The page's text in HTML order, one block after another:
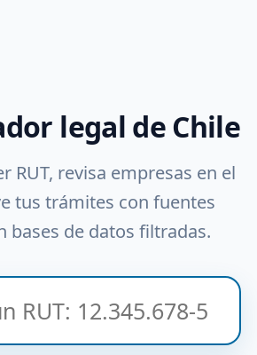
legal de Chile
RUT, revisa empresas en el
tus trámites con fuentes
bases de datos filtradas.